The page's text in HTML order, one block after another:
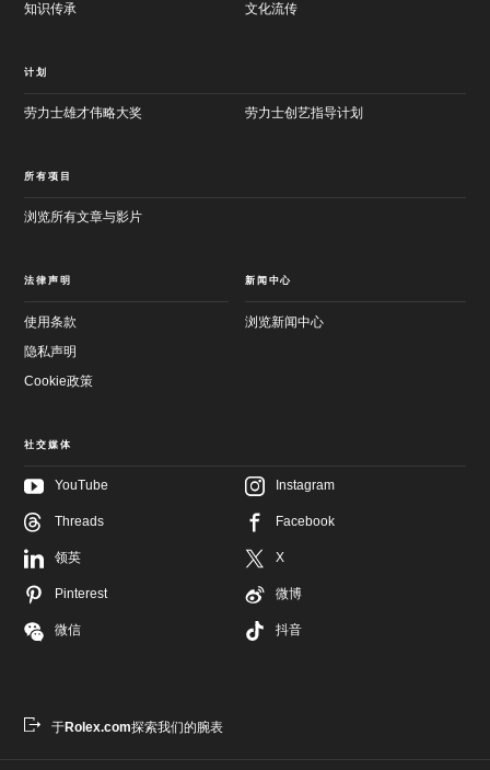
跳
至
主
内
至
尾
知识传承
文化流传
计划
劳力士雄才伟略大奖 劳力士创艺指导计划
所有项目
浏览所有文章与影片
法律声明
使用条款
隐私声明
Cookie政策
新闻中心
浏览新闻中心
社交媒体
YouTube Instagram
Threads Facebook
领英 X
Pinterest 微博
微信 抖音
于Rolex.com探索我们的腕表